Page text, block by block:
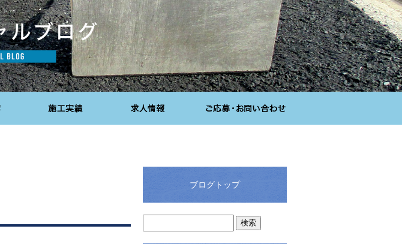
ブログトップ